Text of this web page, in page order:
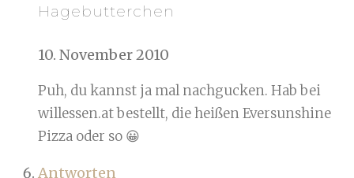
Hagebutterchen
10. November 2010
Puh, du kannst ja mal nachgucken. Hab bei
willessen.at bestellt, die heißen Eversunshine
Pizza oder so 😀
Antworten